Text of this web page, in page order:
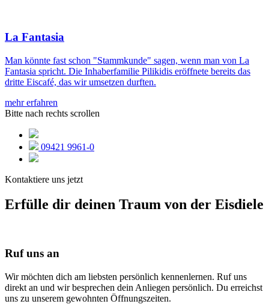
La Fantasia
Man könnte fast schon "Stammkunde" sagen, wenn man von La
Fantasia spricht. Die Inhaberfamilie Pilikidis eröffnete bereits das
dritte Eiscafé, das wir umsetzen durften.
mehr erfahren
Bitte nach rechts scrollen
09421 9961-0
Kontaktiere uns jetzt
Erfülle dir deinen Traum von der Eisdiele
Ruf uns an
Wir möchten dich am liebsten persönlich kennenlernen. Ruf uns
direkt an und wir besprechen dein Anliegen persönlich. Du erreichst
uns zu unserem gewohnten Öffnungszeiten.